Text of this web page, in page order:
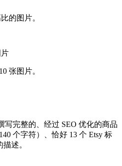
的图片。
张图片。
写完整的、经过 SEO 优化的商品
个字符）、恰好 13 个 Etsy 标
述。